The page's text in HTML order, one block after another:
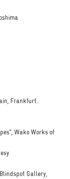
Frankfurt..
Wako Works of
Gallery,